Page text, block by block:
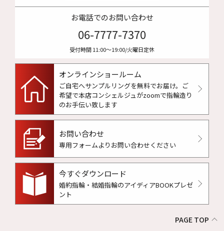
お電話でのお問い合わせ
06-7777-7370
受付時間 11:00〜19:00/火曜日定休
オンラインショールーム
ご自宅へサンプルリングを無料でお届け。 ご
希望で本店コンシェルジュがzoomで指輪造り
のお手伝い致します
お問い合わせ
専用フォームよりお問い合わせください
今すぐダウンロード
婚約指輪・結婚指輪のアイディアBOOKプレゼ
ント
PAGE TOP